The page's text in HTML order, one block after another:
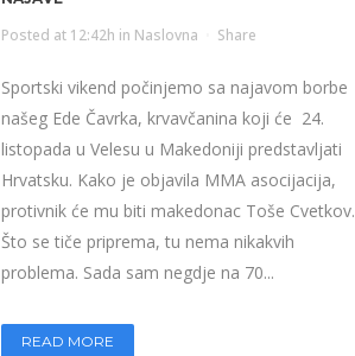
Posted at 12:42h in Naslovna Share
Sportski vikend počinjemo sa najavom borbe
našeg Ede Čavrka, krvavčanina koji će 24.
listopada u Velesu u Makedoniji predstavljati
Hrvatsku. Kako je objavila MMA asocijacija,
protivnik će mu biti makedonac Toše Cvetkov.
Što se tiče priprema, tu nema nikakvih
problema. Sada sam negdje na 70...
READ MORE